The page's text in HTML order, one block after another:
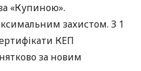
«Купиною».
захистом. З 1
КЕП
за новим